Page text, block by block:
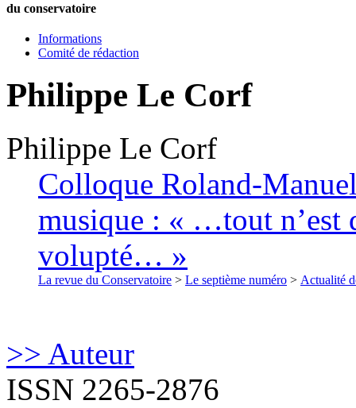
du conservatoire
Informations
Comité de rédaction
Philippe Le Corf
Philippe Le Corf
Colloque Roland-
musique : « …tout n’est
volupté… »
La revue du Conservatoire > Le septième numéro > Actualité
>> Auteur
ISSN 2265-2876